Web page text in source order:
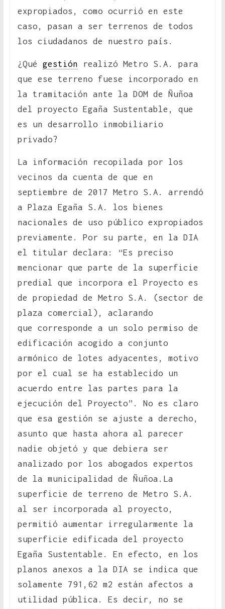
expropiados, como ocurrió en este
caso, pasan a ser terrenos de todos
los ciudadanos de nuestro país.
¿Qué gestión realizó Metro S.A. para
que ese terreno fuese incorporado en
la tramitación ante la DOM de Ñuñoa
del proyecto Egaña Sustentable, que
es un desarrollo inmobiliario
privado?
La información recopilada por los
vecinos da cuenta de que en
septiembre de 2017 Metro S.A. arrendó
a Plaza Egaña S.A. los bienes
nacionales de uso público expropiados
previamente. Por su parte, en la DIA
el titular declara: “Es preciso
mencionar que parte de la superficie
predial que incorpora el Proyecto es
de propiedad de Metro S.A. (sector de
plaza comercial), aclarando
que corresponde a un solo permiso de
edificación acogido a conjunto
armónico de lotes adyacentes, motivo
por el cual se ha establecido un
acuerdo entre las partes para la
ejecución del Proyecto”. No es claro
que esa gestión se ajuste a derecho,
asunto que hasta ahora al parecer
nadie objetó y que debiera ser
analizado por los abogados expertos
de la municipalidad de Ñuñoa.La
superficie de terreno de Metro S.A.
al ser incorporada al proyecto,
permitió aumentar irregularmente la
superficie edificada del proyecto
Egaña Sustentable. En efecto, en los
planos anexos a la DIA se indica que
solamente 791,62 m2 están afectos a
utilidad pública. Es decir, no se